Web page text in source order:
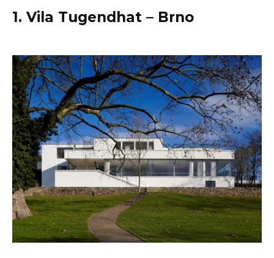
1. Vila Tugendhat – Brno